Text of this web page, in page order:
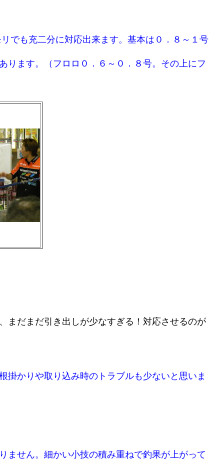
でも充二分に対応出来ます。基本は０．８～１号
ります。（フロロ０．６～０．８号。その上にフ
まだまだ引き出しが少なすぎる！対応させるのが
掛かりや取り込み時のトラブルも少ないと思いま
ません。細かい小技の積み重ねで釣果が上がって